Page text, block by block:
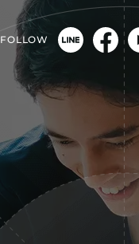
FOLLOW